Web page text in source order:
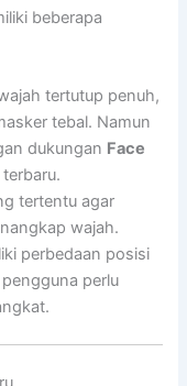
beberapa
tertutup penuh,
tebal. Namun
dukungan Face
tertentu agar
wajah.
perbedaan posisi
perlu